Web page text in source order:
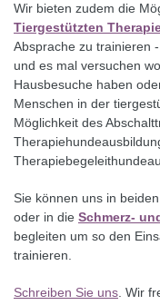
Wir bieten zudem die
Tiergestützten
Absprache zu trainieren
und es mal versuchen
Hausbesuche haben
Menschen in der
Möglichkeit des
Sie können uns in
oder in die Schmerz-
begleiten um so den
trainieren.
Schreiben Sie uns . Wir